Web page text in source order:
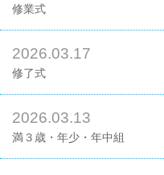
修業式
2026.03.17
修了式
2026.03.13
満３歳・年少・年中組